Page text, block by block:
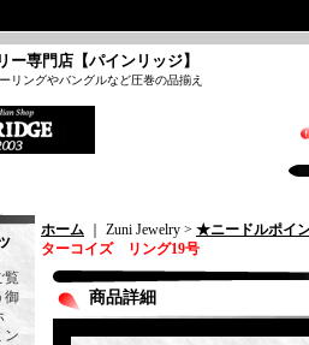
ー専門店【パインリッジ】
リングやバングルなど圧巻の品揃え
覧
御
ン
ホーム ｜ Zuni Jewelry > ★ニードルポイ
ターコイズ リング19号
商品詳細